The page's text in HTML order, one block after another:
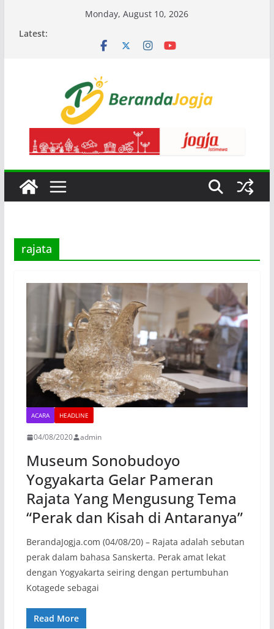
Monday, August 10, 2026
Latest:
rajata
ACARA HEADLINE
04/08/2020 admin
Museum Sonobudoyo
Yogyakarta Gelar Pameran
Rajata Yang Mengusung Tema
“Perak dan Kisah di Antaranya”
BerandaJogja.com (04/08/20) – Rajata adalah sebutan
perak dalam bahasa Sanskerta. Perak amat lekat
dengan Yogyakarta seiring dengan pertumbuhan
Kotagede sebagai
Read More